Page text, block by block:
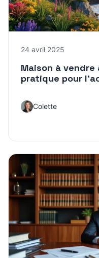
24 avril 2025
Maison à vendre
pratique pour
Colette